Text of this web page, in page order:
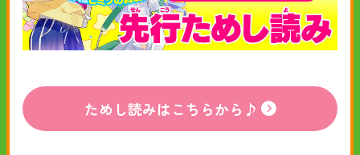
ためし読みはこちらから♪